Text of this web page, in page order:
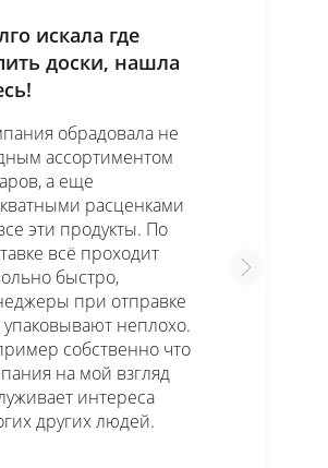
искала где
доски, нашла
обрадовала не
ассортиментом
а еще
расценками
эти продукты. По
всё проходит
быстро,
при отправке
упаковывают неплохо.
собственно что
на мой взгляд
интереса
других людей.